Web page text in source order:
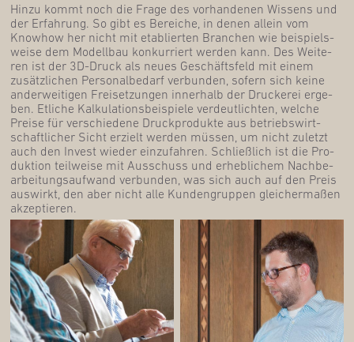
Hin­zu kommt noch die Fra­ge des vor­han­de­nen Wis­sens und
der Erfah­rung. So gibt es Berei­che, in denen allein vom
Know­how her nicht mit eta­blier­ten Bran­chen wie bei­spiels­
wei­se dem Modell­bau kon­kur­riert wer­den kann. Des Wei­te­
ren ist der 3D-Druck als neu­es Geschäfts­feld mit einem
zusätz­li­chen Per­so­nal­be­darf ver­bun­den, sofern sich kei­ne
ander­wei­ti­gen Frei­set­zun­gen inner­halb der Dru­cke­rei erge­
ben. Etli­che Kal­ku­la­ti­ons­bei­spie­le ver­deut­lich­ten, wel­che
Prei­se für ver­schie­de­ne Druck­pro­duk­te aus betriebs­wirt­
schaft­li­cher Sicht erzielt wer­den müs­sen, um nicht zuletzt
auch den Invest wie­der ein­zu­fah­ren. Schließ­lich ist die Pro­
duk­ti­on teil­wei­se mit Aus­schuss und erheb­li­chem Nach­be­
ar­bei­tungs­auf­wand ver­bun­den, was sich auch auf den Preis
aus­wirkt, den aber nicht alle Kun­den­grup­pen glei­cher­ma­ßen
akzeptieren.